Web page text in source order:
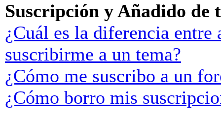
Suscripción y Añadido de
¿Cuál es la diferencia
suscribirme a un tema?
¿Cómo me suscribo a un
¿Cómo borro mis